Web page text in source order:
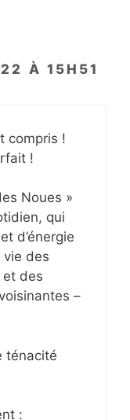
À 15H51
compris !
!
Noues »
qui
d’énergie
vie des
et des
–
ténacité
: